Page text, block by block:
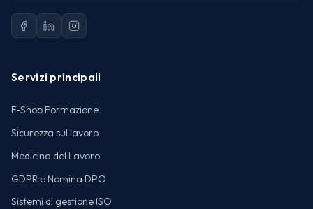
Servizi principali
E-Shop Formazione
Sicurezza sul lavoro
Medicina del Lavoro
GDPR e Nomina DPO
Sistemi di gestione ISO